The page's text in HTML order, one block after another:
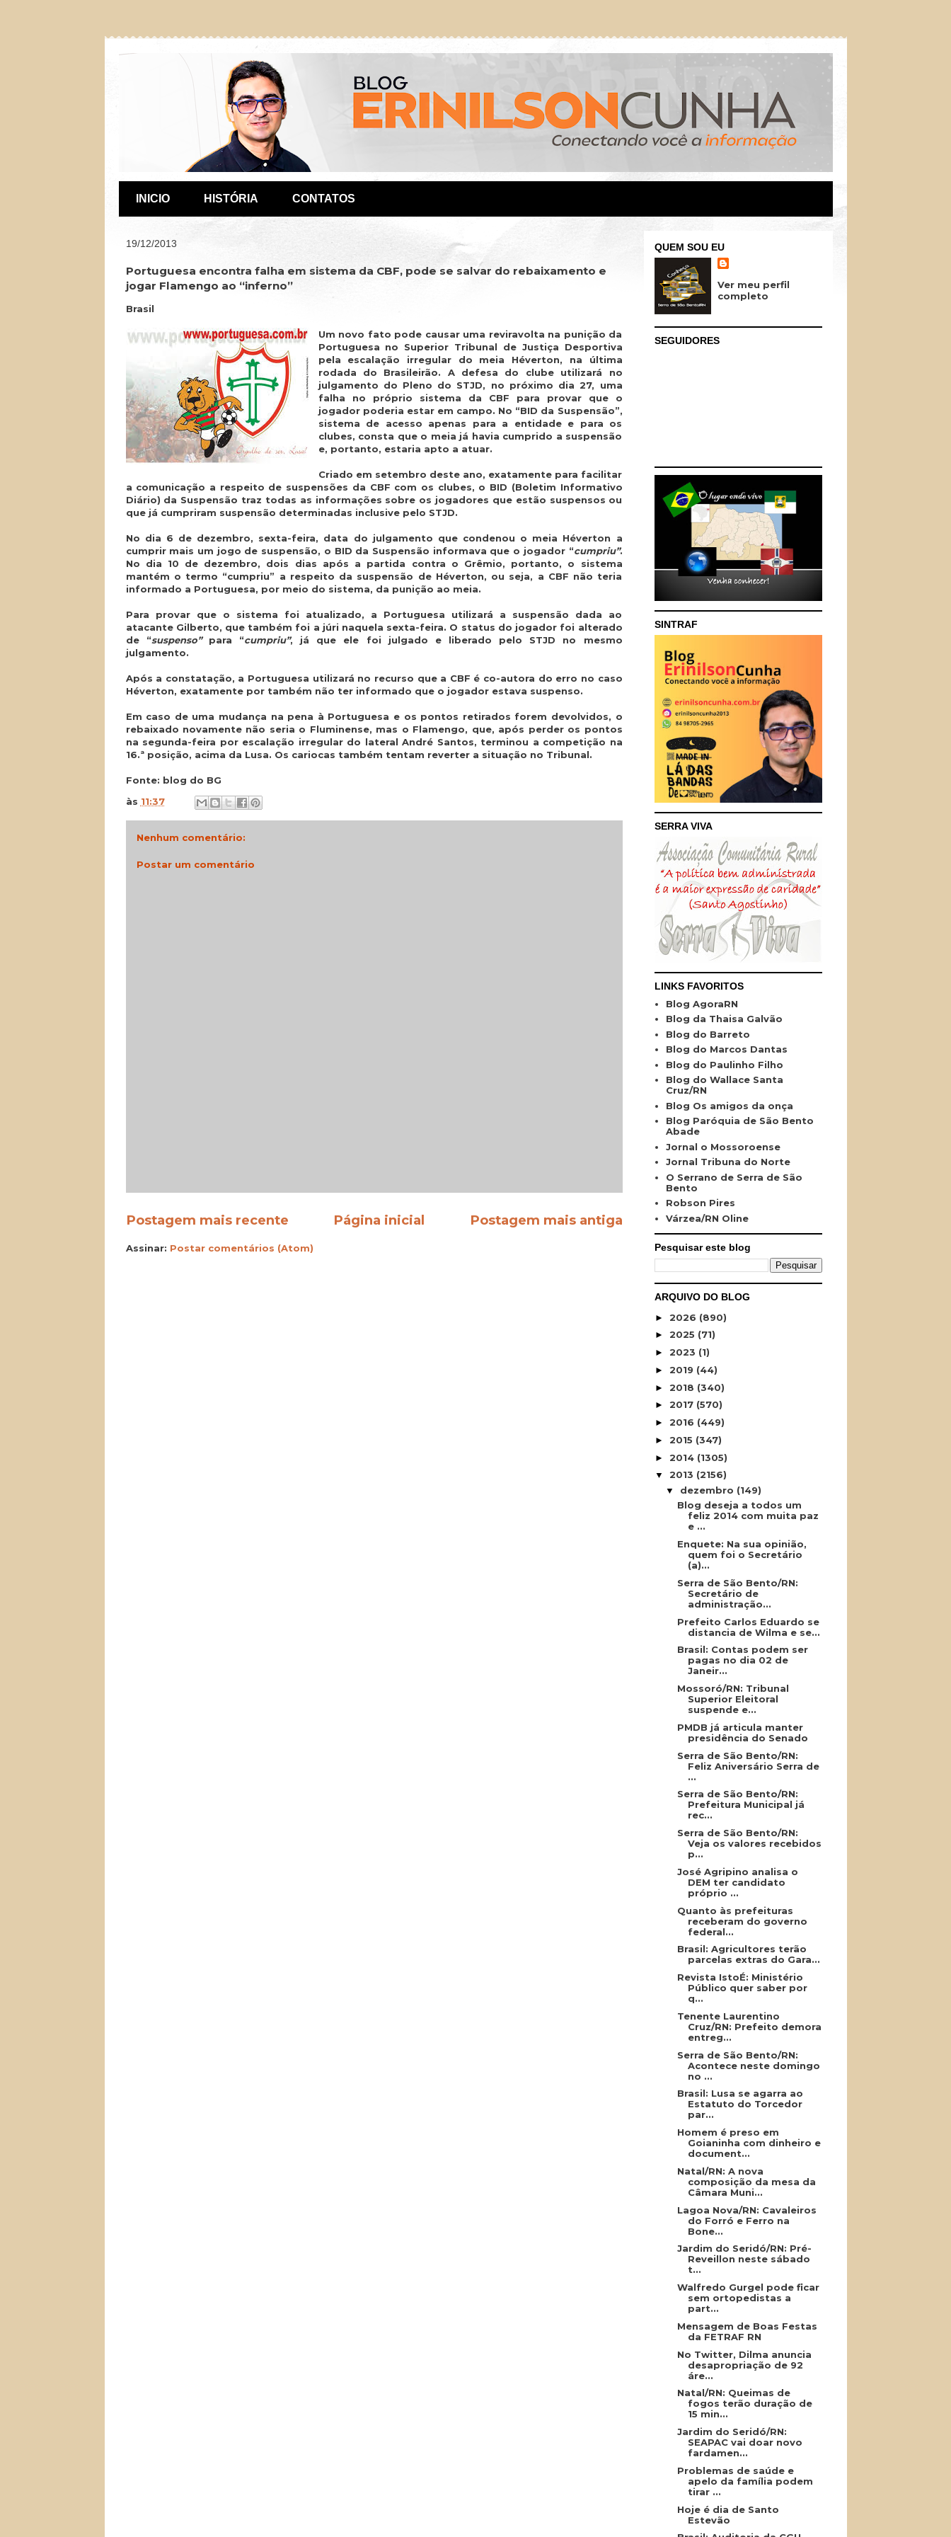
INICIO HISTÓRIA CONTATOS
19/12/2013
Portuguesa encontra falha em sistema da CBF, pode se salvar do rebaixamento e
jogar Flamengo ao “inferno”
Brasil
Um novo fato pode causar uma reviravolta na punição da
Portuguesa no Superior Tribunal de Justiça Desportiva
pela escalação irregular do meia Héverton, na última
rodada do Brasileirão. A defesa do clube utilizará no
julgamento do Pleno do STJD, no próximo dia 27, uma
falha no próprio sistema da CBF para provar que o
jogador poderia estar em campo. No “BID da Suspensão”,
sistema de acesso apenas para a entidade e para os
clubes, consta que o meia já havia cumprido a suspensão
e, portanto, estaria apto a atuar.
Criado em setembro deste ano, exatamente para facilitar
a comunicação a respeito de suspensões da CBF com os clubes, o BID (Boletim Informativo
Diário) da Suspensão traz todas as informações sobre os jogadores que estão suspensos ou
que já cumpriram suspensão determinadas inclusive pelo STJD.
No dia 6 de dezembro, sexta-feira, data do julgamento que condenou o meia Héverton a
cumprir mais um jogo de suspensão, o BID da Suspensão informava que o jogador “cumpriu”.
No dia 10 de dezembro, dois dias após a partida contra o Grêmio, portanto, o sistema
mantém o termo “cumpriu” a respeito da suspensão de Héverton, ou seja, a CBF não teria
informado a Portuguesa, por meio do sistema, da punição ao meia.
Para provar que o sistema foi atualizado, a Portuguesa utilizará a suspensão dada ao
atacante Gilberto, que também foi a júri naquela sexta-feira. O status do jogador foi alterado
de “suspenso” para “cumpriu”, já que ele foi julgado e liberado pelo STJD no mesmo
julgamento.
Após a constatação, a Portuguesa utilizará no recurso que a CBF é co-autora do erro no caso
Héverton, exatamente por também não ter informado que o jogador estava suspenso.
Em caso de uma mudança na pena à Portuguesa e os pontos retirados forem devolvidos, o
rebaixado novamente não seria o Fluminense, mas o Flamengo, que, após perder os pontos
na segunda-feira por escalação irregular do lateral André Santos, terminou a competição na
16.ª posição, acima da Lusa. Os cariocas também tentam reverter a situação no Tribunal.
Fonte: blog do BG
às 11:37
Nenhum comentário:
Postar um comentário
Postagem mais recente Postagem mais antiga
Página inicial
Assinar: Postar comentários (Atom)
QUEM SOU EU
Ver meu perfil
completo
SEGUIDORES
SINTRAF
SERRA VIVA
LINKS FAVORITOS
Blog AgoraRN
Blog da Thaisa Galvão
Blog do Barreto
Blog do Marcos Dantas
Blog do Paulinho Filho
Blog do Wallace Santa
Cruz/RN
Blog Os amigos da onça
Blog Paróquia de São Bento
Abade
Jornal o Mossoroense
Jornal Tribuna do Norte
O Serrano de Serra de São
Bento
Robson Pires
Várzea/RN Oline
Pesquisar este blog
ARQUIVO DO BLOG
► 2026 (890)
► 2025 (71)
► 2023 (1)
► 2019 (44)
► 2018 (340)
► 2017 (570)
► 2016 (449)
► 2015 (347)
► 2014 (1305)
▼ 2013 (2156)
▼ dezembro (149)
Blog deseja a todos um
feliz 2014 com muita paz
e ...
Enquete: Na sua opinião,
quem foi o Secretário
(a)...
Serra de São Bento/RN:
Secretário de
administração...
Prefeito Carlos Eduardo se
distancia de Wilma e se...
Brasil: Contas podem ser
pagas no dia 02 de
Janeir...
Mossoró/RN: Tribunal
Superior Eleitoral
suspende e...
PMDB já articula manter
presidência do Senado
Serra de São Bento/RN:
Feliz Aniversário Serra de
...
Serra de São Bento/RN:
Prefeitura Municipal já
rec...
Serra de São Bento/RN:
Veja os valores recebidos
p...
José Agripino analisa o
DEM ter candidato
próprio ...
Quanto às prefeituras
receberam do governo
federal...
Brasil: Agricultores terão
parcelas extras do Gara...
Revista IstoÉ: Ministério
Público quer saber por
q...
Tenente Laurentino
Cruz/RN: Prefeito demora
entreg...
Serra de São Bento/RN:
Acontece neste domingo
no ...
Brasil: Lusa se agarra ao
Estatuto do Torcedor
par...
Homem é preso em
Goianinha com dinheiro e
document...
Natal/RN: A nova
composição da mesa da
Câmara Muni...
Lagoa Nova/RN: Cavaleiros
do Forró e Ferro na
Bone...
Jardim do Seridó/RN: Pré-
Reveillon neste sábado
t...
Walfredo Gurgel pode ficar
sem ortopedistas a
part...
Mensagem de Boas Festas
da FETRAF RN
No Twitter, Dilma anuncia
desapropriação de 92
áre...
Natal/RN: Queimas de
fogos terão duração de
15 min...
Jardim do Seridó/RN:
SEAPAC vai doar novo
fardamen...
Problemas de saúde e
apelo da família podem
tirar ...
Hoje é dia de Santo
Estevão